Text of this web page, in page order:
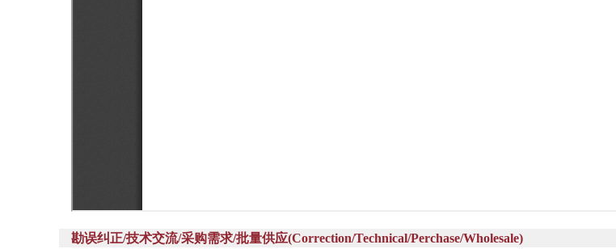
勘误纠正/技术交流/采购需求/批量供应(Correction/Technical/Perchase/Wholesale)